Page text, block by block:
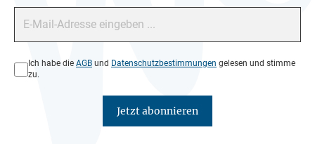
Datenschutz*
Ich habe die AGB und Datenschutzbestimmungen gelesen und stimme
zu.
Jetzt abonnieren